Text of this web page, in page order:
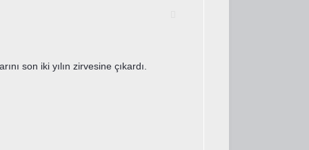
son iki yılın zirvesine çıkardı.